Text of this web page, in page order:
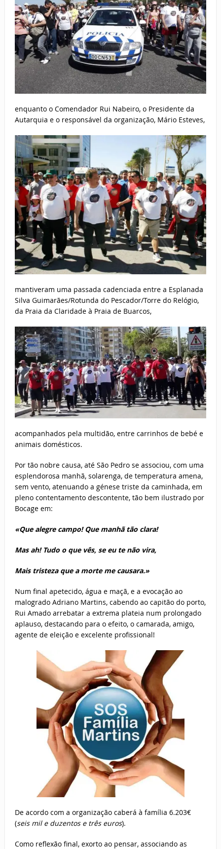
enquanto o Comendador Rui Nabeiro, o Presidente da
Autarquia e o responsável da organização, Mário Esteves,
mantiveram uma passada cadenciada entre a Esplanada
Silva Guimarães/Rotunda do Pescador/Torre do Relógio,
da Praia da Claridade à Praia de Buarcos,
acompanhados pela multidão, entre carrinhos de bebé e
animais domésticos.
Por tão nobre causa, até São Pedro se associou, com uma
esplendorosa manhã, solarenga, de temperatura amena,
sem vento, atenuando a génese triste da caminhada, em
pleno contentamento descontente, tão bem ilustrado por
Bocage em:
«Que alegre campo! Que manhã tão clara!
Mas ah! Tudo o que vês, se eu te não vira,
Mais tristeza que a morte me causara.»
Num final apetecido, água e maçã, e a evocação ao
malogrado Adriano Martins, cabendo ao capitão do porto,
Rui Amado arrebatar a extrema plateia num prolongado
aplauso, destacando para o efeito, o camarada, amigo,
agente de eleição e excelente profissional!
De acordo com a organização caberá à família 6.203€
(seis mil e duzentos e três euros).
Como reflexão final, exorto ao pensar, associando as